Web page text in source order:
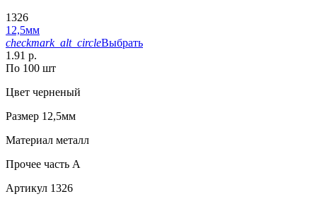
1326
12,5мм
checkmark_alt_circleВыбрать
1.91 р.
По 100 шт
Цвет черненый
Размер 12,5мм
Материал металл
Прочее часть A
Артикул 1326